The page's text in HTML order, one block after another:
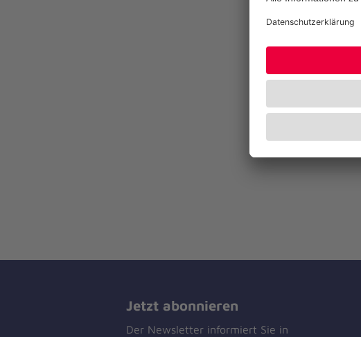
Jetzt abonnieren
Der Newsletter informiert Sie in